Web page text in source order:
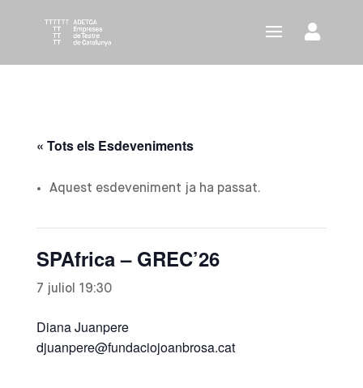
« Tots els Esdeveniments
Aquest esdeveniment ja ha passat.
SPAfrica – GREC’26
7 juliol 19:30
Diana Juanpere
djuanpere@fundaciojoanbrosa.cat